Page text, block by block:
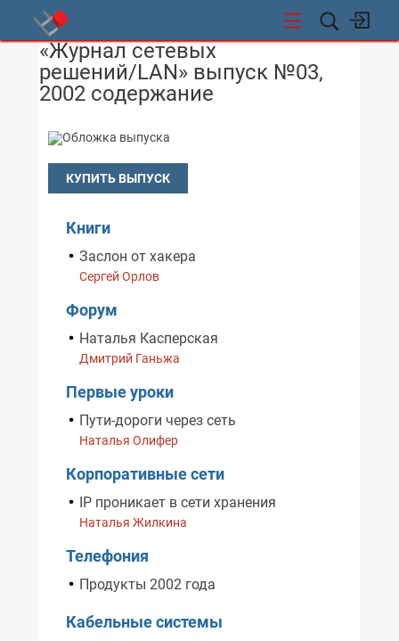
«Журнал сетевых
решений/LAN» выпуск №03,
2002 содержание
КУПИТЬ ВЫПУСК
Книги
Заслон от хакера
Сергей Орлов
Форум
Наталья Касперская
Дмитрий Ганьжа
Первые уроки
Пути-дороги через сеть
Наталья Олифер
Корпоративные сети
IP проникает в сети хранения
Наталья Жилкина
Телефония
Продукты 2002 года
Кабельные системы